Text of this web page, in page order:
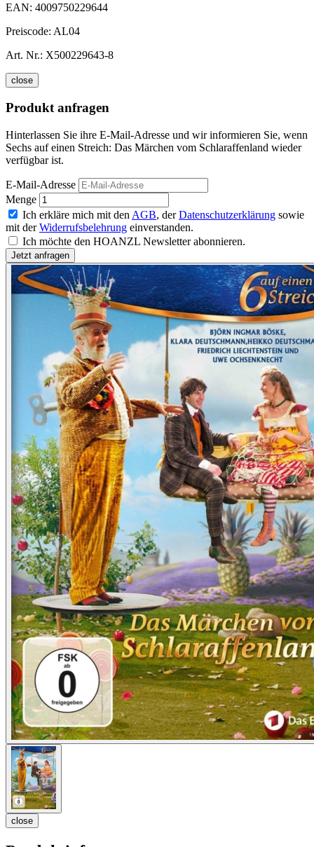
EAN: 4009750229644
Preiscode: AL04
Art. Nr.: X500229643-8
close
Produkt anfragen
Hinterlassen Sie ihre E-Mail-Adresse und wir informieren Sie, wenn
Sechs auf einen Streich: Das Märchen vom Schlaraffenland wieder
verfügbar ist.
E-Mail-Adresse
Menge
Ich erkläre mich mit den AGB, derDatenschutzerklärung sowie
mit derWiderrufsbelehrung einverstanden.
Ich möchte den HOANZL Newsletter abonnieren.
close